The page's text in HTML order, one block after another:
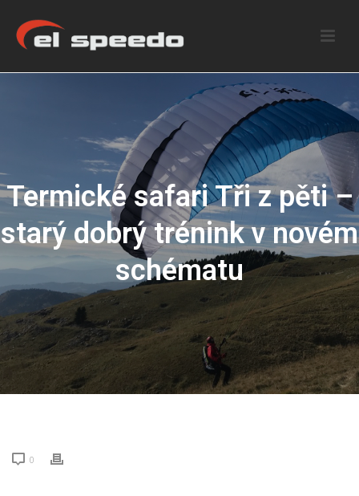
Termické safari Tři z pěti –
starý dobrý trénink v novém
schématu
0